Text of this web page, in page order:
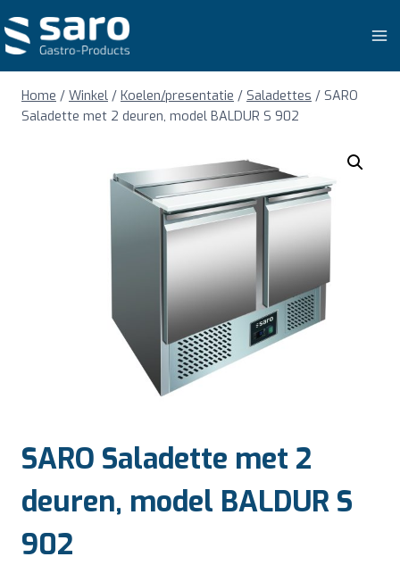
naar
inhoud
Home / Winkel / Koelen/presentatie / Saladettes / SARO
Saladette met 2 deuren, model BALDUR S 902
SARO Saladette met 2
deuren, model BALDUR S
902